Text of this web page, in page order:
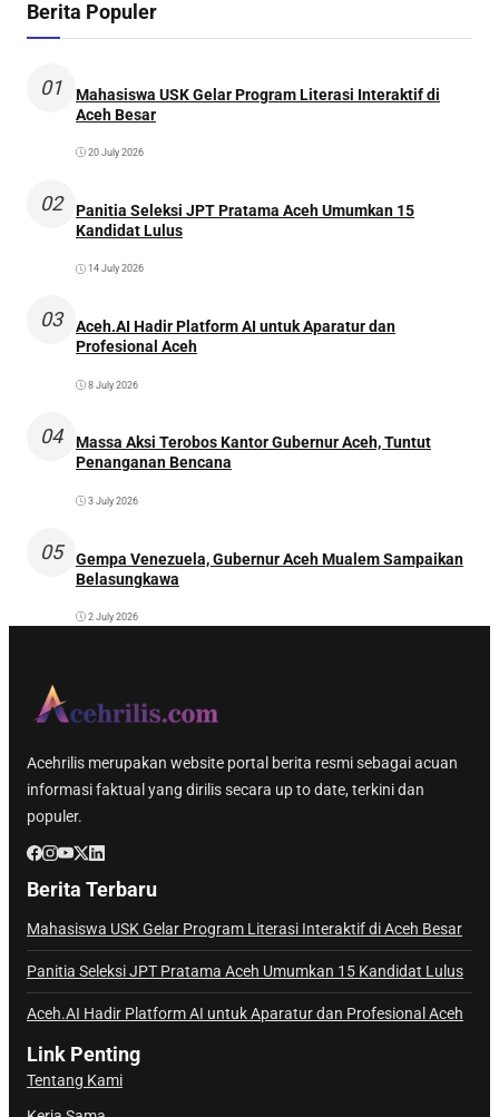
Berita Populer
01
Mahasiswa USK Gelar Program Literasi Interaktif di
Aceh Besar
20 July 2026
02
Panitia Seleksi JPT Pratama Aceh Umumkan 15
Kandidat Lulus
14 July 2026
03
Aceh.AI Hadir Platform AI untuk Aparatur dan
Profesional Aceh
8 July 2026
04
Massa Aksi Terobos Kantor Gubernur Aceh, Tuntut
Penanganan Bencana
3 July 2026
05
Gempa Venezuela, Gubernur Aceh Mualem Sampaikan
Belasungkawa
2 July 2026
Acehrilis merupakan website portal berita resmi sebagai acuan
informasi faktual yang dirilis secara up to date, terkini dan
populer.
Berita Terbaru
Mahasiswa USK Gelar Program Literasi Interaktif di Aceh Besar
Panitia Seleksi JPT Pratama Aceh Umumkan 15 Kandidat Lulus
Aceh.AI Hadir Platform AI untuk Aparatur dan Profesional Aceh
Link Penting
Tentang Kami